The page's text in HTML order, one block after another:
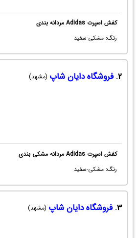
کفش اسپرت Adidas مردانه بندی
رنگ: مشکی-سفید
2. فروشگاه دایان شاپ (مشهد)
کفش اسپرت Adidas مردانه مشکی بندی
رنگ: مشکی-سفید
3. فروشگاه دایان شاپ (مشهد)